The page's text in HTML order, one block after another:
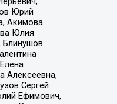
Юрий
Акимова
Юлия
Блинушов
Алексеевна,
Сергей
Ефимович,